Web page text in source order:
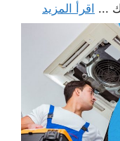
... اقرأ المزيد